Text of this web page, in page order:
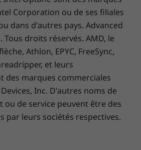
windows/windows
à la vente dans ce pays !
Corporation ou de ses filiales
dans d'autres pays. Advanced
Tous droits réservés. AMD, le
Athlon, EPYC, FreeSync,
et leurs
des marques commerciales
Inc. D'autres noms de
ou de service peuvent être des
par leurs sociétés respectives.